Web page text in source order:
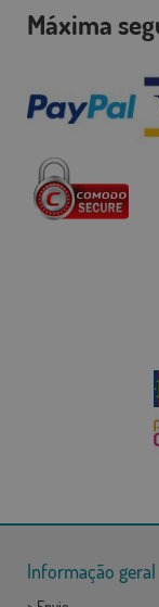
Máxima
Informação geral